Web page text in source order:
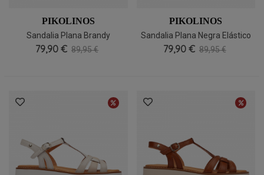
PIKOLINOS
Sandalia Plana Brandy
Elástico Pikolinos Navia W3E-
79,90 € 89,95 €
PIKOLINOS
Sandalia Plana Negra Elástico
Pikolinos Navia W3E-0652
79,90 € 89,95 €